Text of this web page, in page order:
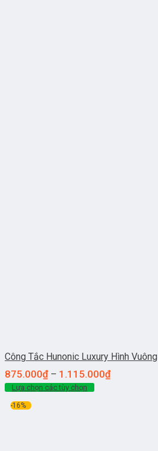
Công Tắc Hunonic Luxury Hình Vuông
875.000₫ – 1.115.000₫
Lựa chọn các tùy chọn
-16%